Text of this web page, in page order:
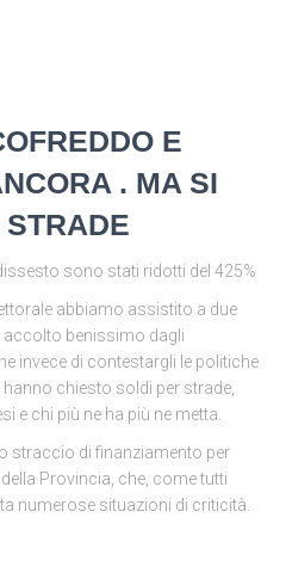
E
. MA SI
sono stati ridotti del 425%
abbiamo assistito a due
accolto benissimo dagli
invece di contestargli le politiche
chiesto soldi per strade,
e chi più ne ha più ne metta.
straccio di finanziamento per
Provincia, che, come tutti
numerose situazioni di criticità.